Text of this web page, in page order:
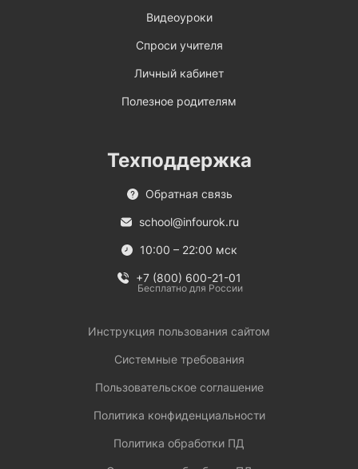
Видеоуроки
Спроси учителя
Личный кабинет
Полезное родителям
Техподдержка
Обратная связь
school@infourok.ru
10:00 – 22:00 мск
+7 (800) 600-21-01
Бесплатно для России
Инструкция пользования сайтом
Системные требования
Пользовательское соглашение
Политика конфиденциальности
Политика обработки ПД